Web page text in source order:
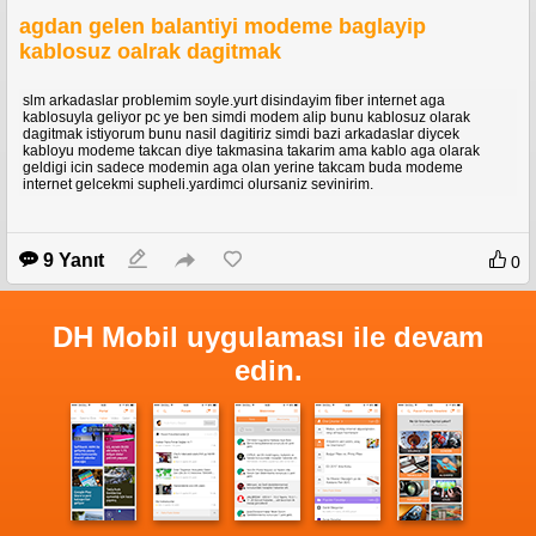
agdan gelen balantiyi modeme baglayip
kablosuz oalrak dagitmak
slm arkadaslar problemim soyle.yurt disindayim fiber internet aga
kablosuyla geliyor pc ye ben simdi modem alip bunu kablosuz olarak
dagitmak istiyorum bunu nasil dagitiriz simdi bazi arkadaslar diycek
kabloyu modeme takcan diye takmasina takarim ama kablo aga olarak
geldigi icin sadece modemin aga olan yerine takcam buda modeme
internet gelcekmi supheli.yardimci olursaniz sevinirim.
9 Yanıt 0
DH Mobil uygulaması ile devam
edin.